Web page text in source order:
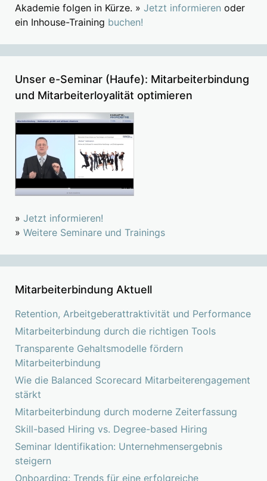
Akademie folgen in Kürze. » Jetzt informieren oder
ein Inhouse-Training buchen!
Unser e-Seminar (Haufe): Mitarbeiterbindung
und Mitarbeiterloyalität optimieren
» Jetzt informieren!
» Weitere Seminare und Trainings
Mitarbeiterbindung Aktuell
Retention, Arbeitgeberattraktivität und Performance
Mitarbeiterbindung durch die richtigen Tools
Transparente Gehaltsmodelle fördern
Mitarbeiterbindung
Wie die Balanced Scorecard Mitarbeiterengagement
stärkt
Mitarbeiterbindung durch moderne Zeiterfassung
Skill-based Hiring vs. Degree-based Hiring
Seminar Identifikation: Unternehmensergebnis
steigern
Onboarding: Trends für eine erfolgreiche